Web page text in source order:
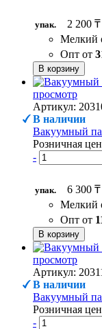
упак.
2 200 ₸
Мелкий
Опт от
В корзину
просмотр
Артикул:
В наличии
Вакуумный
Розничная
-
упак.
6 300 ₸
Мелкий
Опт от
В корзину
просмотр
Артикул:
В наличии
Вакуумный
Розничная
-